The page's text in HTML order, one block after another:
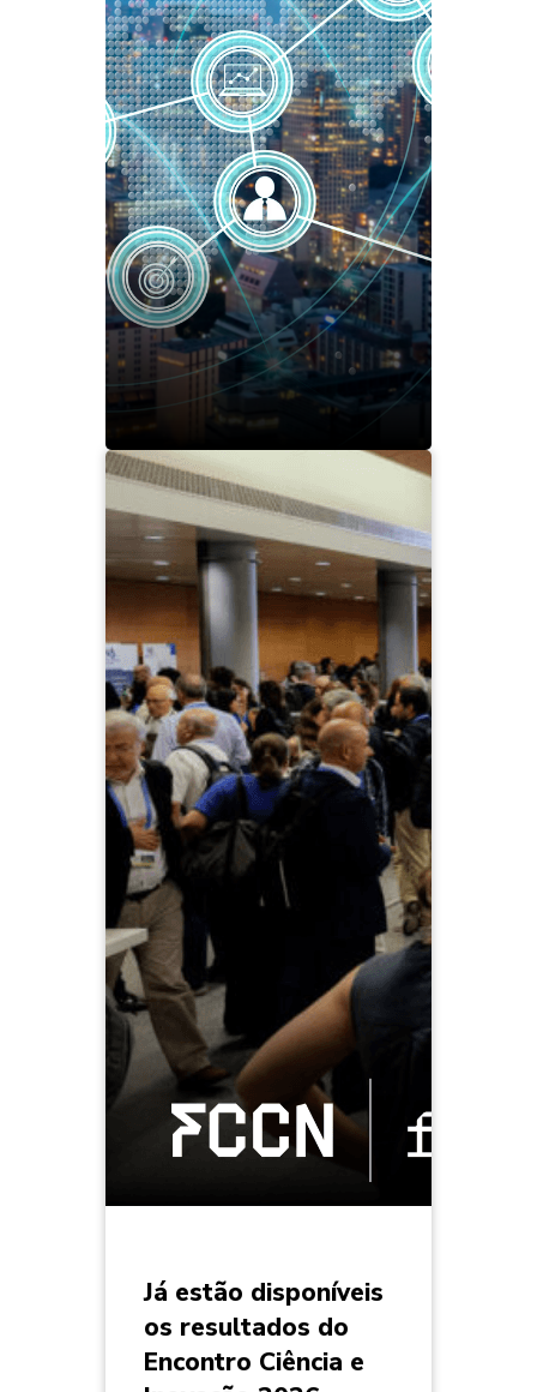
Já estão disponíveis
os resultados do
Encontro Ciência e